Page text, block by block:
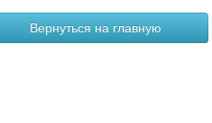
Вернуться на главную